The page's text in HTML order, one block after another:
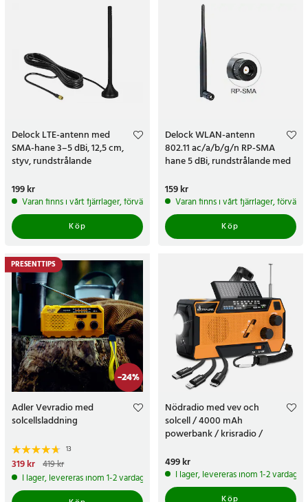
Delock LTE-antenn med
SMA-hane 3–5 dBi, 12,5 cm,
styv, rundstrålande
Pris:199 kr
199 kr
Varan finns i vårt fjärrlager, förväntas skickas inom 5-7 arbetsdagar
Köp
Delock WLAN-antenn
802.11 ac/a/b/g/n RP-SMA
hane 5 dBi, rundstrålande med
Pris:159 kr
159 kr
Varan finns i vårt fjärrlager,
Köp
-24%
PRESENTTIPS
Adler Vevradio med
solcellsladdning
13
Nuvarande pris
pris:419 kr
319 kr 419 kr
I lager, levereras inom 1-2 vardagar
Nödradio med vev och
solcell / 4000 mAh
powerbank / krisradio /
och SOS-larm
Pris:499 kr
499 kr
I lager, levereras inom 1-2 vardagar